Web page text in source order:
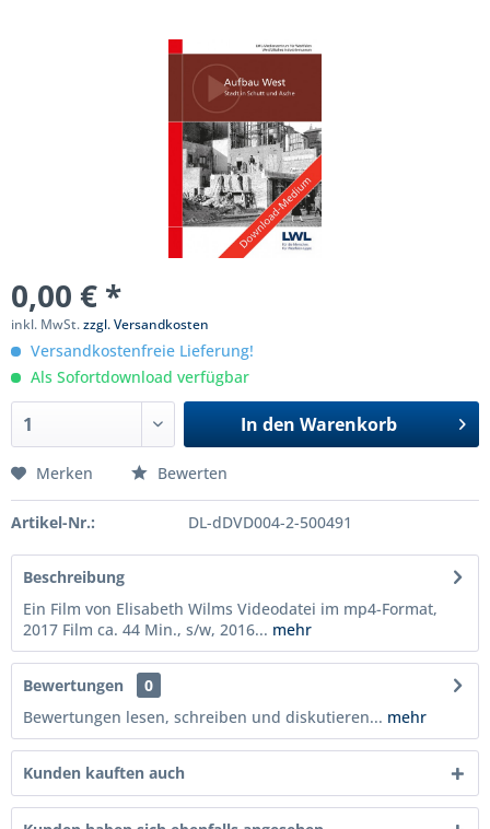
0,00 € *
inkl. MwSt.zzgl. Versandkosten
Versandkostenfreie Lieferung!
Als Sofortdownload verfügbar
In den Warenkorb
Merken Bewerten
Artikel-Nr.: DL-dDVD004-2-500491
Beschreibung
Ein Film von Elisabeth Wilms Videodatei im mp4-Format,
2017 Film ca. 44 Min., s/w, 2016... mehr
Bewertungen
0
Bewertungen lesen, schreiben und diskutieren... mehr
Kunden kauften auch